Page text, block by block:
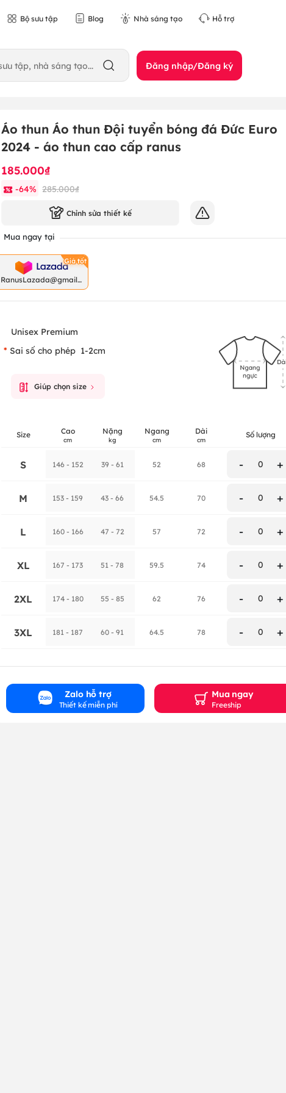
Bộ sưu tập Blog Nhà sáng tạo Hỗ trợ
Đăng nhập/Đăng ký
Áo thun Áo thun Đội tuyển bóng đá Đức Euro
2024 - áo thun cao cấp ranus
185.000₫
-64% 285.000₫
Chỉnh sửa thiết kế
Mua ngay tại
RanusLazada@gmail.
com
Unisex Premium
Sai số cho phép 1-2cm
Giúp chọn size
Size Cao
cm
Nặng
kg
Ngang
cm
Dài
cm Số lượng
S 146 - 152 39 - 61 52 68 - 0 +
M 153 - 159 43 - 66 54.5 70 - 0 +
L 160 - 166 47 - 72 57 72 - 0 +
XL 167 - 173 51 - 78 59.5 74 - 0 +
2XL 174 - 180 55 - 85 62 76 - 0 +
3XL 181 - 187 60 - 91 64.5 78 - 0 +
Zalo hỗ trợ
Thiết kế miễn phí
Mua ngay
Freeship